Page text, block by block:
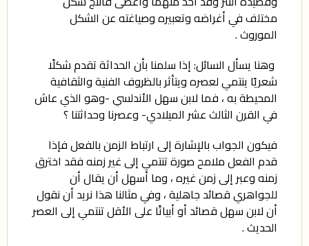
مختلف في أغراضه وتعبيره وصياغته عن الشكل
الموروث .
وهنا يسأل السائل: إذا سلمنا بأن الحداثة تقدم شكلًا
شعريًا ينتمي لعصره ويتأثر بالظروف الفنية والثقافية
المحيطة به ، فما لابن سهل الأندلسي -وهو الذي عاش
في القرن الثالث عشر الميلادي- وعصرنا وحداثتنا ؟
فيكون الجواب بالإشارة إلى ارتباط الزمن بالفعل فإذا
قدم الفعل ملامح صورة تنتمي إلى غير زمنه فقد اخترق
زمنه وعبر إلى زمن غيره ، وما أسهل أن يقال أن
للجواهري قصائد جاهلية ، وفي مثالنا هذا نريد أن نقول
أن لابن سهل قصائد أو أبياتًا على الأقل تنتمي إلى العصر
الحديث .